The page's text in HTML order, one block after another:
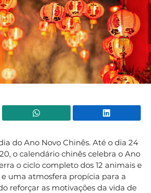
Facebook WhatsApp
do Ano Novo Chinês. Até o dia 24
o calendário chinês celebra o Ano
o ciclo completo dos 12 animais e
uma atmosfera propícia para a
reforçar as motivações da vida de